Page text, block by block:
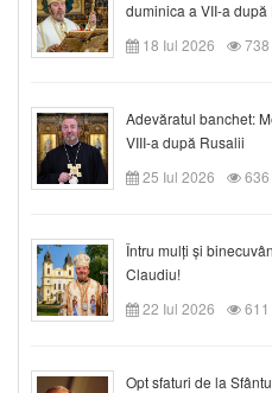
duminica a VII-a după
18 Iul 2026
738
Adevăratul banchet:
VIII-a după Rusalii
25 Iul 2026
636
Întru mulți și
Claudiu!
22 Iul 2026
611
Opt sfaturi de la